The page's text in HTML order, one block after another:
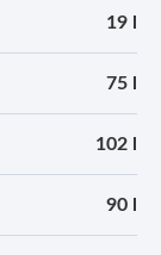
19 l
75 l
102 l
90 l